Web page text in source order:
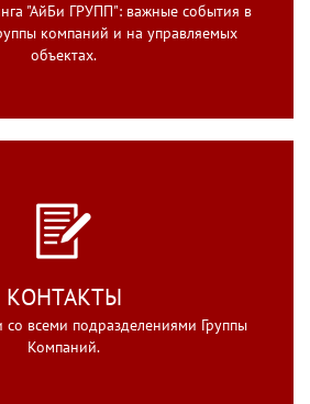
"АйБи ГРУПП": важные события в
компаний и на управляемых
объектах.
КОНТАКТЫ
со всеми подразделениями Группы
Компаний.